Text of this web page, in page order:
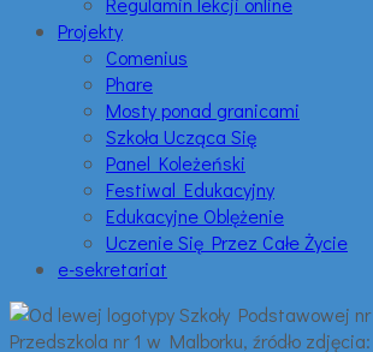
Projekty
Comenius
Phare
Mosty ponad granicami
Szkoła Ucząca Się
Panel Koleżeński
Festiwal Edukacyjny
Edukacyjne Oblężenie
Uczenie Się Przez Całe Życie
e-sekretariat